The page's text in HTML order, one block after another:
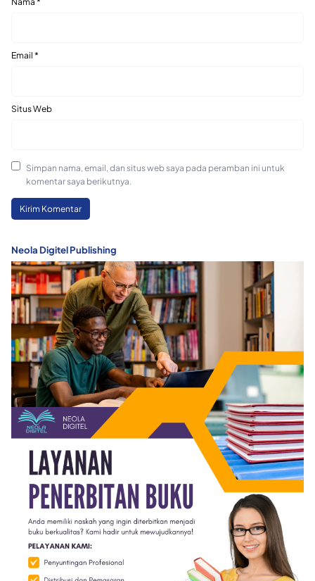
Email *
Situs Web
Simpan nama, email, dan situs web saya pada peramban ini untuk
komentar saya berikutnya.
Neola Digitel Publishing